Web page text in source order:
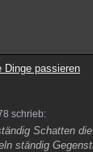
Dinge passieren
schrieb:
Schatten
ständig